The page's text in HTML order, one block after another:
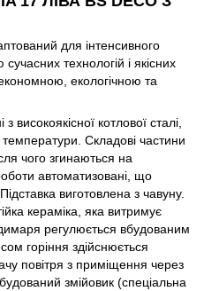
для інтенсивного
технологій і якісних
екологічною та
високоякісної котлової сталі,
Складові частини
чого згинаються на
автоматизовані, що
виготовлена з чавуну.
кераміка, яка витримує
регулюється вбудованим
горіння здійснюється
повітря з приміщення через
змійовик (спеціальна